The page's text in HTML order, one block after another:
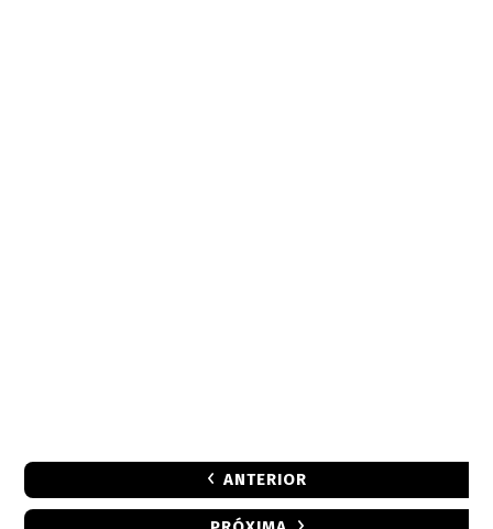
ANTERIOR